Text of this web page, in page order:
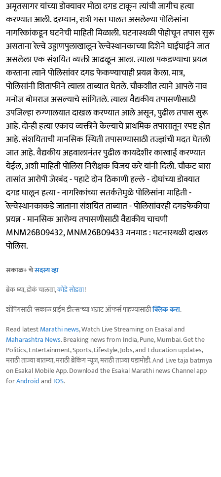
अमृतसागर यांच्या डोक्यावर मोठा दगड टाकून त्यांची जागीच हत्या
करण्यात आली. दरम्यान, रात्री गस्त घालत असलेल्या पोलिसांना
नागरिकांकडून घटनेची माहिती मिळाली. घटनास्थळी पोहोचून तपास सुरू
असताना रेल्वे उड्डाणपुलाखालून रेल्वेस्थानकाच्या दिशेने घाईघाईने जात
असलेला एक संशयित व्यक्ती आढळून आला. त्याला पकडण्याचा प्रयत्न
करताना त्याने पोलिसांवर दगड फेकण्याचाही प्रयत्न केला. मात्र,
पोलिसांनी शिताफीने त्याला ताब्यात घेतले. चौकशीत त्याने आपले नाव
मनोज बोमराज असल्याचे सांगितले. त्याला वैद्यकीय तपासणीसाठी
उपजिल्हा रुग्णालयात दाखल करण्यात आले असून, पुढील तपास सुरू
आहे. दोन्ही हत्या एकाच व्यक्तीने केल्याचे प्राथमिक तपासातून स्पष्ट होत
आहे. संशयिताची मानसिक स्थिती तपासण्यासाठी तज्ज्ञांची मदत घेतली
जात आहे. वैद्यकीय अहवालानंतर पुढील कायदेशीर कारवाई करण्यात
येईल, अशी माहिती पोलिस निरीक्षक विजय करे यांनी दिली. चौकट बारा
तासांत आरोपी जेरबंद - पहाटे दोन ठिकाणी हल्ले - दोघांच्या डोक्यात
दगड घालून हत्या - नागरिकांच्या सतर्कतेमुळे पोलिसांना माहिती -
रेल्वेस्थानकाकडे जाताना संशयित ताब्यात - पोलिसांवरही दगडफेकीचा
प्रयत्न - मानसिक आरोग्य तपासणीसाठी वैद्यकीय चाचणी
MNM26B09432, MNM26B09433 मनमाड : घटनास्थळी दाखल
पोलिस.
सकाळ+ चेसदस्य व्हा
ब्रेक घ्या, डोकं चालवा,कोडे सोडवा!
शॉपिंगसाठी 'सकाळ प्राईम डील्स'च्या भन्नाट ऑफर्स पाहण्यासाठीक्लिक करा.
Read latestMarathi news, Watch Live Streaming on Esakal and
Maharashtra News. Breaking news from India, Pune, Mumbai. Get the
Politics, Entertainment, Sports, Lifestyle, Jobs, and Education updates,
मराठी ताज्या बातम्या, मराठी ब्रेकिंग न्यूज, मराठी ताज्या घडामोडी. And Live taja batmya
on Esakal Mobile App. Download the Esakal Marathi news Channel app
forAndroidand IOS.